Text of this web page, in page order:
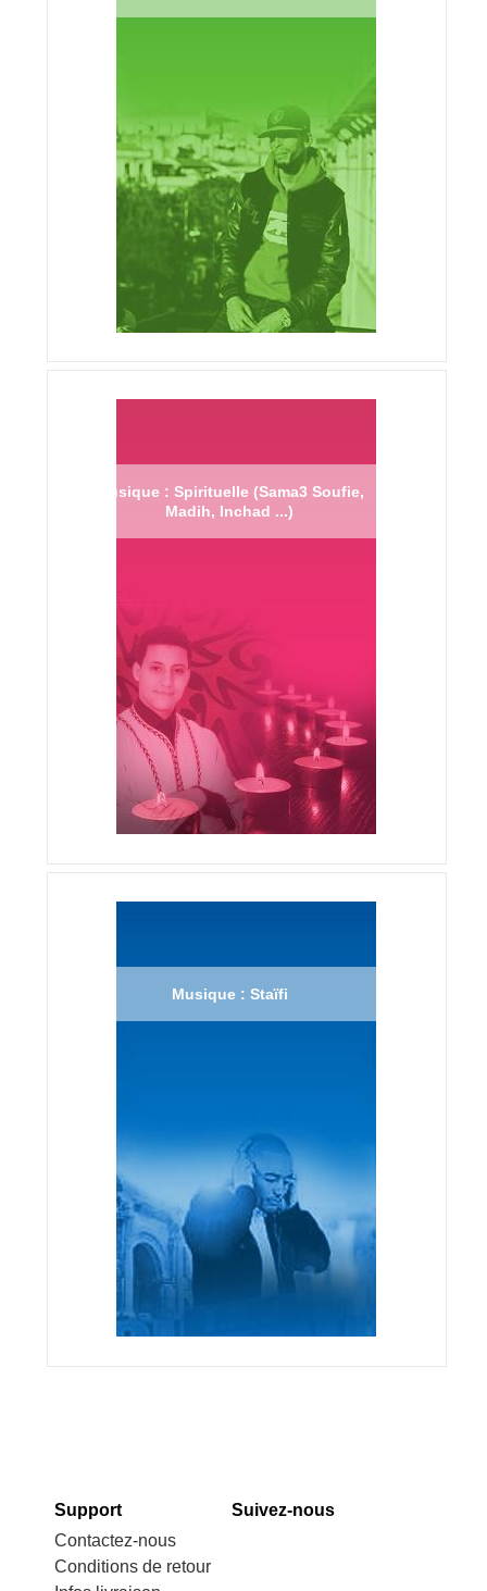
Musique : Spirituelle (Sama3 Soufie,
Madih, Inchad ...)
Musique : Staïfi
Support
Contactez-nous
Conditions de retour
Suivez-nous